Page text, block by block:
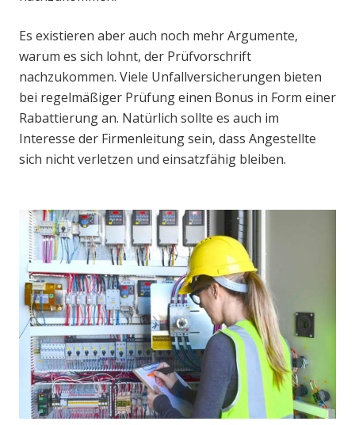
Es existieren aber auch noch mehr Argumente,
warum es sich lohnt, der Prüfvorschrift
nachzukommen. Viele Unfallversicherungen bieten
bei regelmäßiger Prüfung einen Bonus in Form einer
Rabattierung an. Natürlich sollte es auch im
Interesse der Firmenleitung sein, dass Angestellte
sich nicht verletzen und einsatzfähig bleiben.